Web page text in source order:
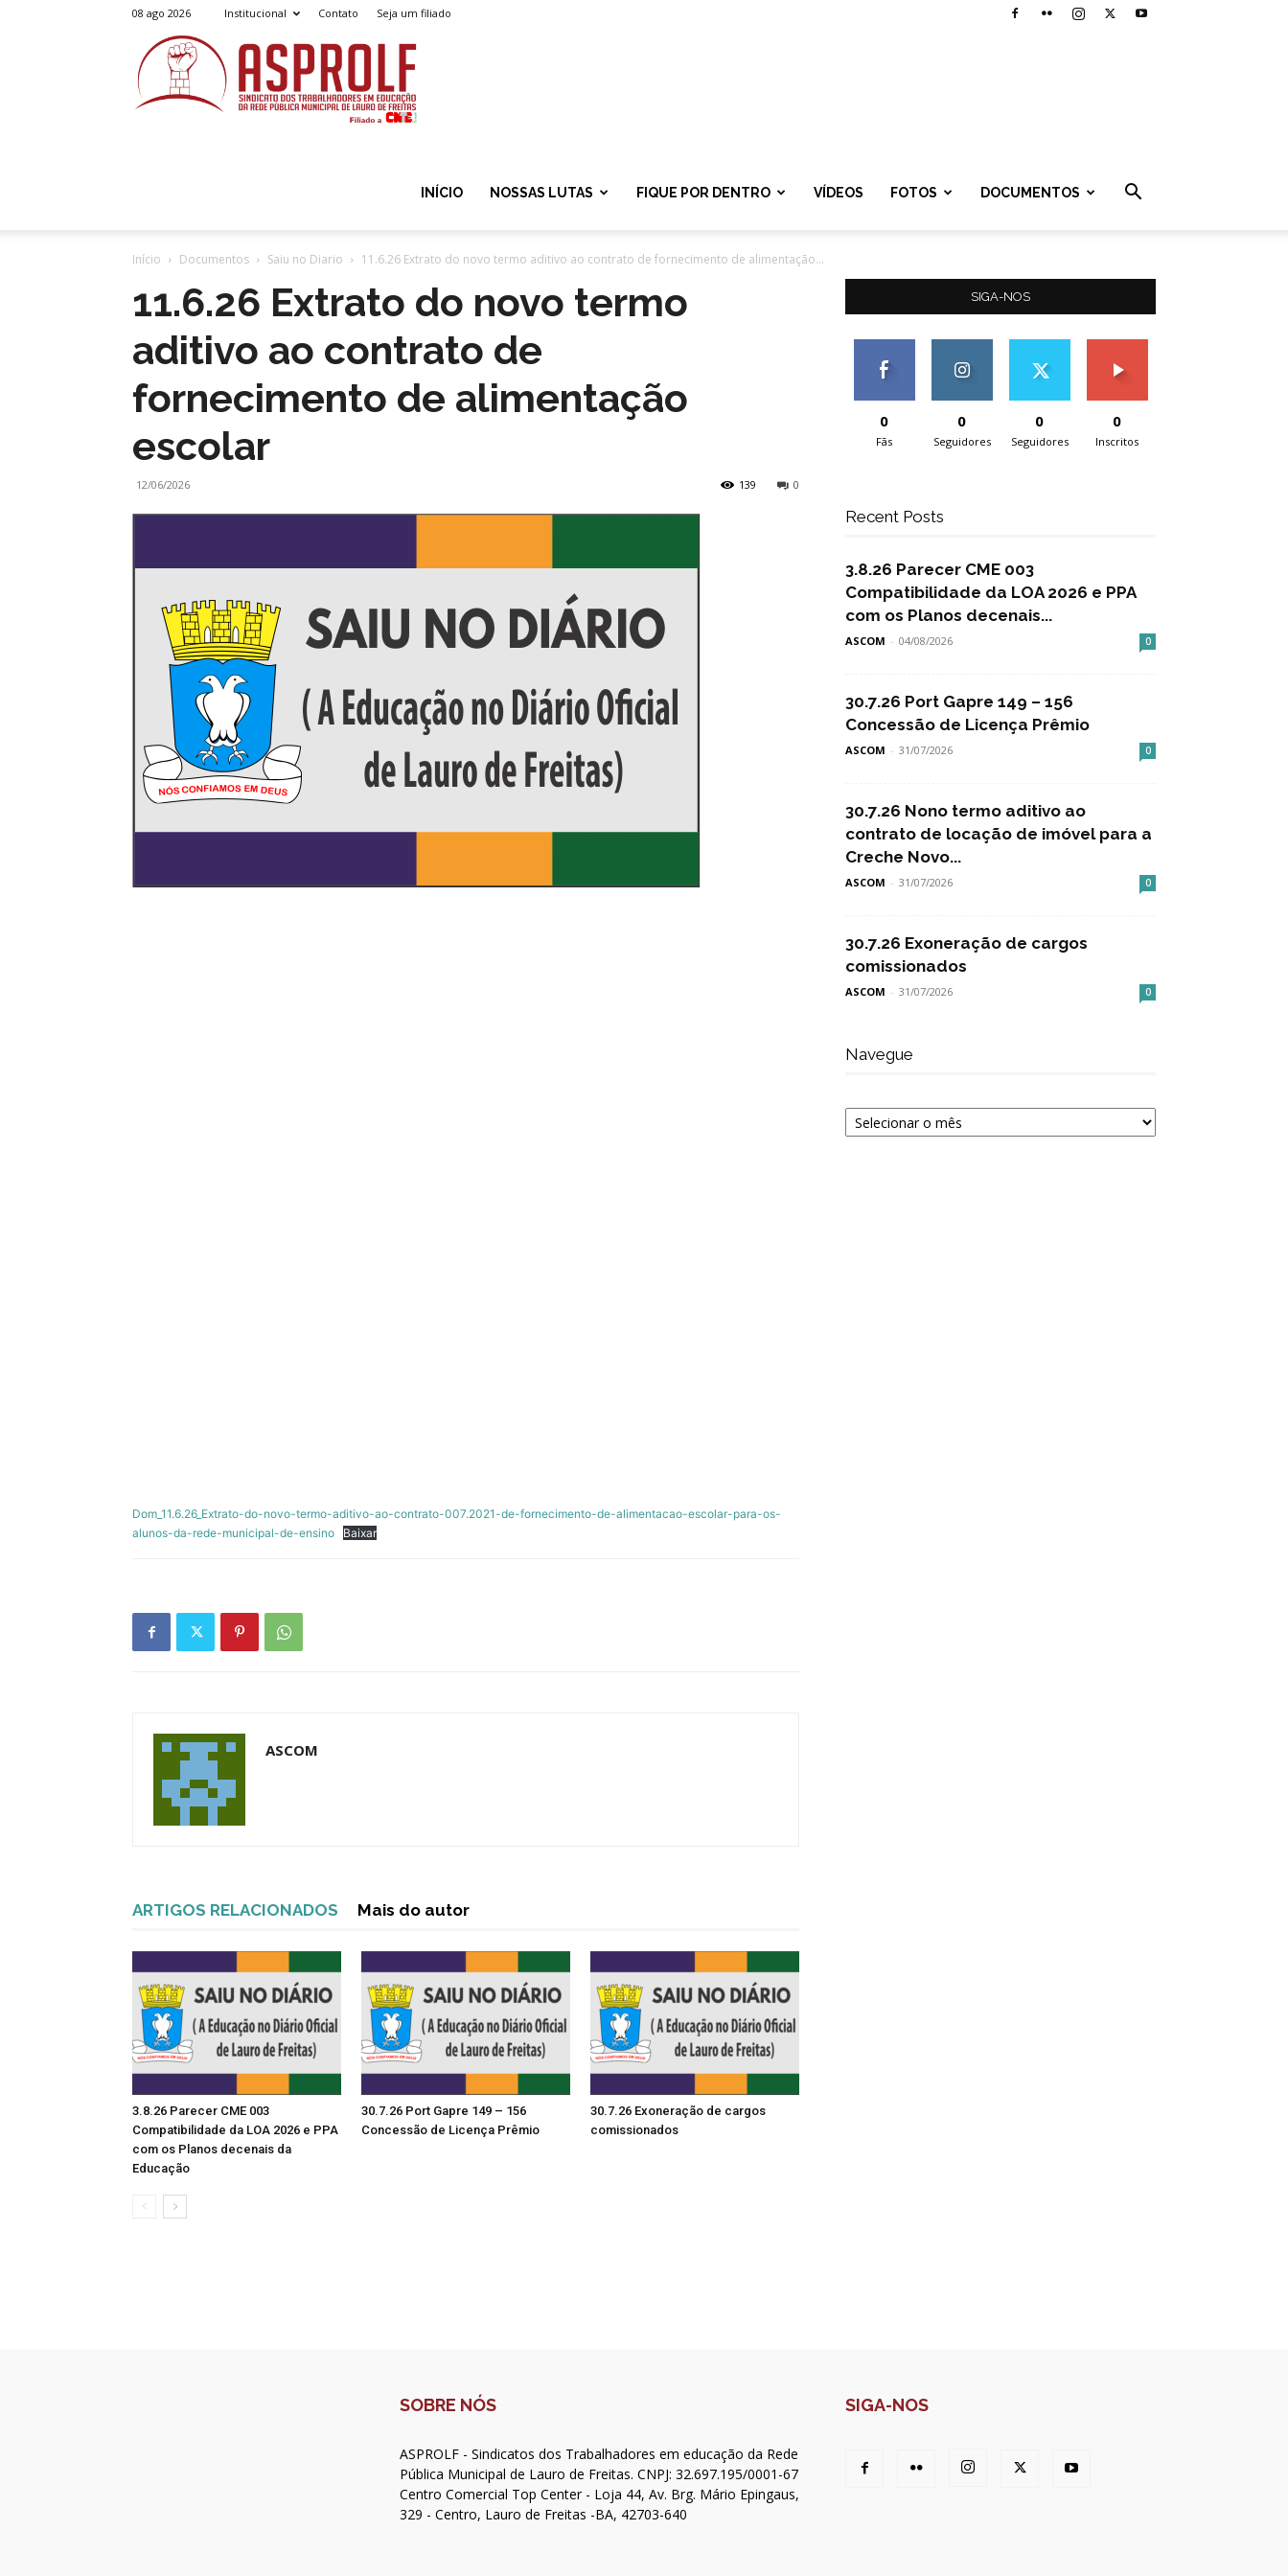
08 ago 2026 Institucional Contato Seja um filiado
INÍCIO NOSSAS LUTAS FIQUE POR DENTRO VÍDEOS FOTOS DOCUMENTOS
Início Documentos Saiu no Diario 11.6.26 Extrato do novo termo aditivo ao contrato de fornecimento de alimentação...
11.6.26 Extrato do novo termo
aditivo ao contrato de
fornecimento de alimentação
escolar
12/06/2026 0
139
Dom_11.6.26_Extrato-do-novo-termo-aditivo-ao-contrato-007.2021-de-fornecimento-de-alimentacao-escolar-para-os-
alunos-da-rede-municipal-de-ensino
Baixar
ASCOM
ARTIGOS RELACIONADOS Mais do autor
3.8.26 Parecer CME 003
Compatibilidade da LOA 2026 e PPA
com os Planos decenais da
Educação
30.7.26 Port Gapre 149 – 156
Concessão de Licença Prêmio
30.7.26 Exoneração de cargos
comissionados
SIGA-NOS
0
Fãs
0
Seguidores
0
Seguidores
0
Inscritos
Recent Posts
3.8.26 Parecer CME 003
Compatibilidade da LOA 2026 e PPA
com os Planos decenais...
ASCOM - 04/08/2026 0
30.7.26 Port Gapre 149 – 156
Concessão de Licença Prêmio
ASCOM - 31/07/2026 0
30.7.26 Nono termo aditivo ao
contrato de locação de imóvel para a
Creche Novo...
ASCOM - 31/07/2026 0
30.7.26 Exoneração de cargos
comissionados
ASCOM - 31/07/2026 0
Navegue
Navegue
SOBRE NÓS
ASPROLF - Sindicatos dos Trabalhadores em educação da Rede
Pública Municipal de Lauro de Freitas. CNPJ: 32.697.195/0001-67
Centro Comercial Top Center - Loja 44, Av. Brg. Mário Epingaus,
329 - Centro, Lauro de Freitas -BA, 42703-640
SIGA-NOS